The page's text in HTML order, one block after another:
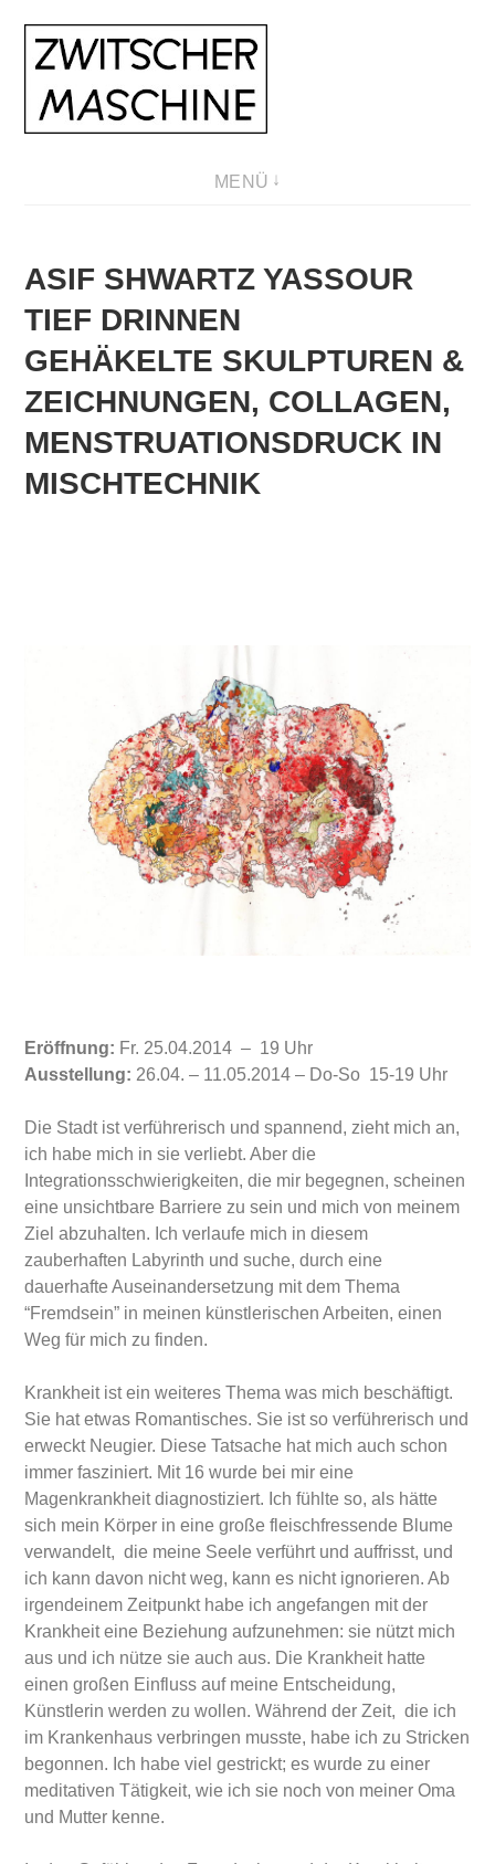
Direkt
zum
Inhalt
MENÜ
ASIF SHWARTZ YASSOUR
TIEF DRINNEN
GEHÄKELTE SKULPTUREN &
ZEICHNUNGEN, COLLAGEN,
MENSTRUATIONSDRUCK IN
MISCHTECHNIK
Eröffnung: Fr. 25.04.2014 – 19 Uhr
Ausstellung: 26.04. – 11.05.2014 – Do-So 15-19 Uhr
Die Stadt ist verführerisch und spannend, zieht mich an,
ich habe mich in sie verliebt. Aber die
Integrationsschwierigkeiten, die mir begegnen, scheinen
eine unsichtbare Barriere zu sein und mich von meinem
Ziel abzuhalten. Ich verlaufe mich in diesem
zauberhaften Labyrinth und suche, durch eine
dauerhafte Auseinandersetzung mit dem Thema
“Fremdsein” in meinen künstlerischen Arbeiten, einen
Weg für mich zu finden.
Krankheit ist ein weiteres Thema was mich beschäftigt.
Sie hat etwas Romantisches. Sie ist so verführerisch und
erweckt Neugier. Diese Tatsache hat mich auch schon
immer fasziniert. Mit 16 wurde bei mir eine
Magenkrankheit diagnostiziert. Ich fühlte so, als hätte
sich mein Körper in eine große fleischfressende Blume
verwandelt, die meine Seele verführt und auffrisst, und
ich kann davon nicht weg, kann es nicht ignorieren. Ab
irgendeinem Zeitpunkt habe ich angefangen mit der
Krankheit eine Beziehung aufzunehmen: sie nützt mich
aus und ich nütze sie auch aus. Die Krankheit hatte
einen großen Einfluss auf meine Entscheidung,
Künstlerin werden zu wollen. Während der Zeit, die ich
im Krankenhaus verbringen musste, habe ich zu Stricken
begonnen. Ich habe viel gestrickt; es wurde zu einer
meditativen Tätigkeit, wie ich sie noch von meiner Oma
und Mutter kenne.